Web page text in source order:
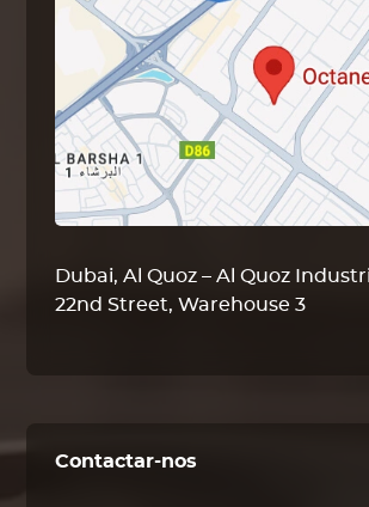
Dubai, Al Quoz – Al Quoz
22nd Street, Warehouse 3
Contactar-nos